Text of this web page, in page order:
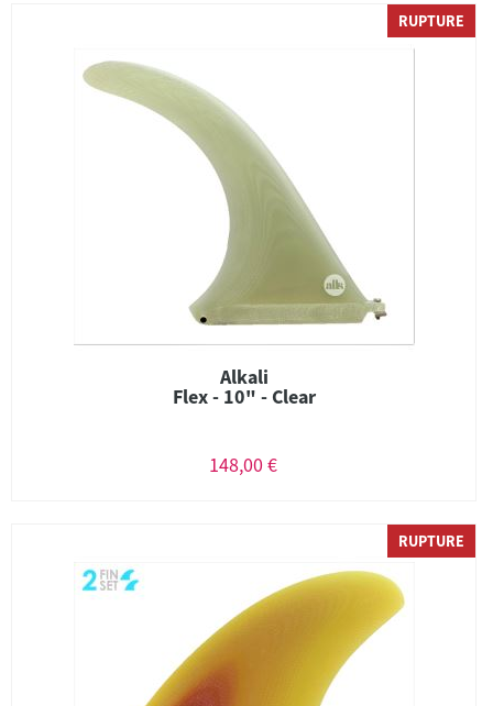
RUPTURE
Alkali
Flex - 10" - Clear
148,00 €
RUPTURE